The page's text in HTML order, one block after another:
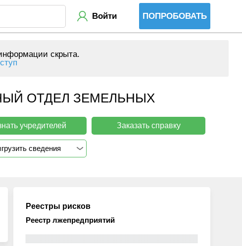
Войти ПОПРОБОВАТЬ
скрыта.
ОТДЕЛ ЗЕМЕЛЬНЫХ
учредителей Заказать справку
сведения
Реестры рисков
Реестр лжепредприятий